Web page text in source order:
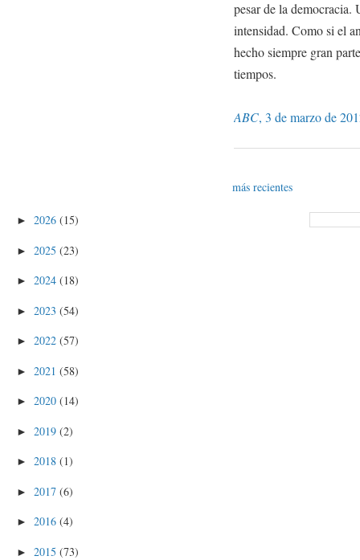
pesar de la democracia.
intensidad. Como si el
hecho siempre gran
tiempos.
ABC, 3 de marzo de
más recientes
► 2026 (15)
► 2025 (23)
► 2024 (18)
► 2023 (54)
► 2022 (57)
► 2021 (58)
► 2020 (14)
► 2019 (2)
► 2018 (1)
► 2017 (6)
► 2016 (4)
► 2015 (73)